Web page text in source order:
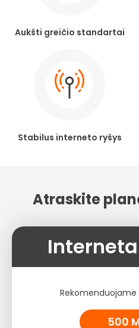
Aukšti greičio standartai
Stabilus interneto ryšys
Atraskite
Rekomenduojame
500